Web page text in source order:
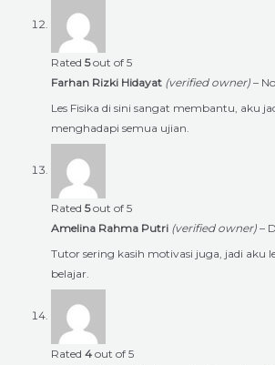
Rated 5out of 5
Farhan Rizki Hidayat (verified owner) –
Les Fisika di sini sangat membantu, aku
menghadapi semua ujian.
Rated 5out of 5
Amelina Rahma Putri (verified owner) –
Tutor sering kasih motivasi juga, jadi aku
belajar.
Rated 4 out of 5